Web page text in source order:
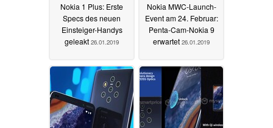
Nokia 1 Plus: Erste
Specs des neuen
Einsteiger-Handys
geleakt 26.01.2019
Nokia MWC-Launch-
Event am 24. Februar:
Penta-Cam-Nokia 9
erwartet 26.01.2019